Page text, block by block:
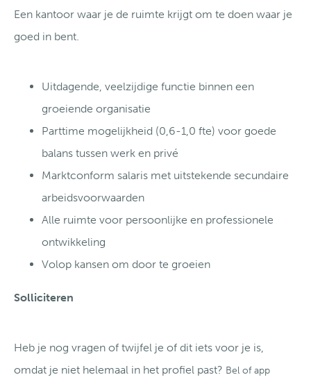
Een kantoor waar je de ruimte krijgt om te doen waar je
goed in bent.
Uitdagende, veelzijdige functie binnen een
groeiende organisatie
Parttime mogelijkheid (0,6-1,0 fte) voor goede
balans tussen werk en privé
Marktconform salaris met uitstekende secundaire
arbeidsvoorwaarden
Alle ruimte voor persoonlijke en professionele
ontwikkeling
Volop kansen om door te groeien
Solliciteren
Heb je nog vragen of twijfel je of dit iets voor je is,
omdat je niet helemaal in het profiel past? Bel of app